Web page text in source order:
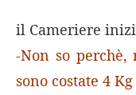
il Cameriere
-Non so
sono costate 4